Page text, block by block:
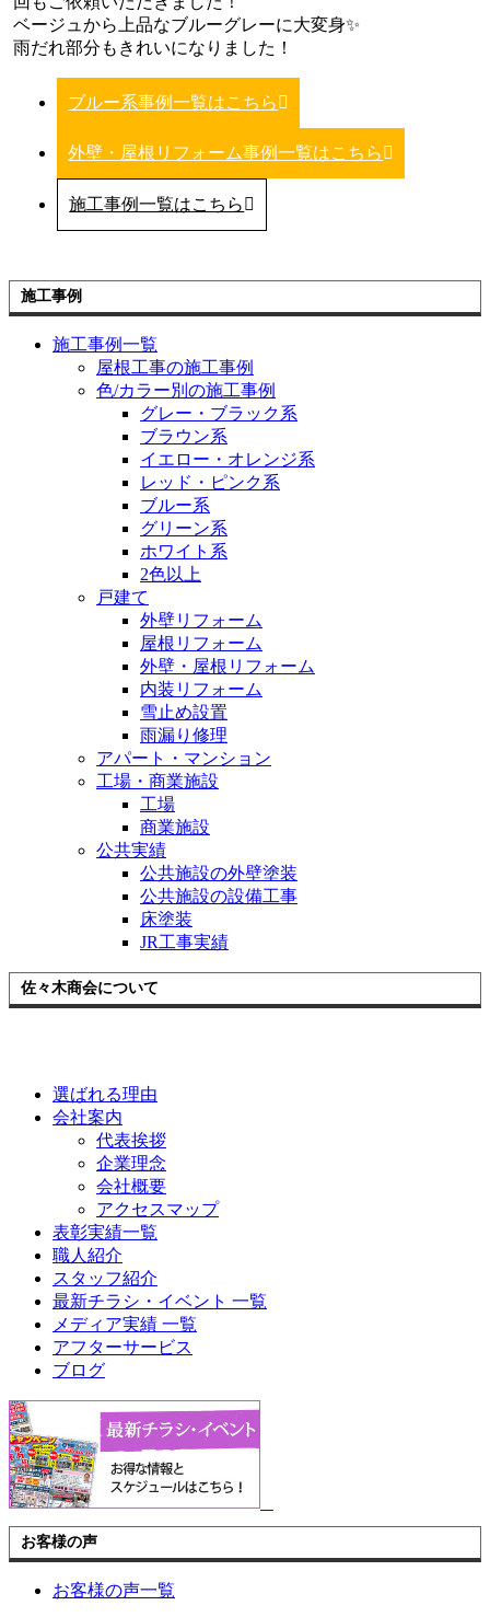
ベージュから上品なブルーグレーに大変身✨
雨だれ部分もきれいになりました！
ブルー系事例一覧はこちら
外壁・屋根リフォーム事例一覧はこちら
施工事例一覧はこちら
施工事例
施工事例一覧
屋根工事の施工事例
色/カラー別の施工事例
グレー・ブラック系
ブラウン系
イエロー・オレンジ系
レッド・ピンク系
ブルー系
グリーン系
ホワイト系
2色以上
戸建て
外壁リフォーム
屋根リフォーム
外壁・屋根リフォーム
内装リフォーム
雪止め設置
雨漏り修理
アパート・マンション
工場・商業施設
工場
商業施設
公共実績
公共施設の外壁塗装
公共施設の設備工事
床塗装
JR工事実績
佐々木商会について
選ばれる理由
会社案内
代表挨拶
企業理念
会社概要
アクセスマップ
表彰実績一覧
職人紹介
スタッフ紹介
最新チラシ・イベント 一覧
メディア実績 一覧
アフターサービス
ブログ
お客様の声
お客様の声一覧